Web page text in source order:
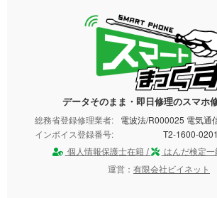
データそのまま・即日修理のスマホ
総務省登録修理業者:
電波法/R000025 電気通
インボイス登録番号:
T2-1600-
個人情報保護士在籍 /
はんだ検定
運営： 有限会社ビイネット